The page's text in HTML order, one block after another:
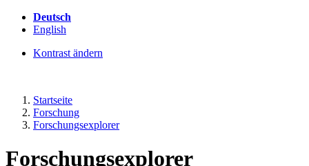
Deutsch
English
Kontrast ändern
Startseite
Forschung
Forschungsexplorer
Forschungsexplorer